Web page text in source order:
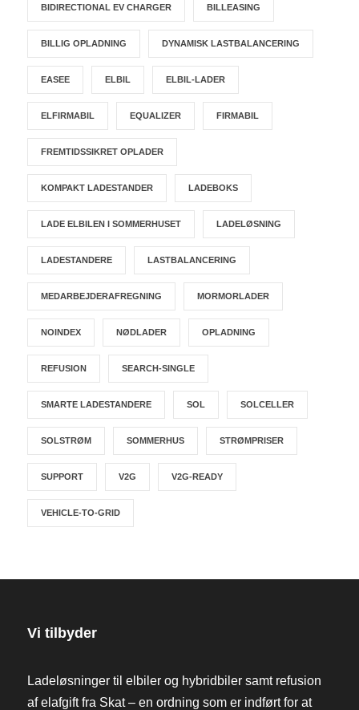
BIDIRECTIONAL EV CHARGER BILLEASING
BILLIG OPLADNING DYNAMISK LASTBALANCERING
EASEE ELBIL ELBIL-LADER
ELFIRMABIL EQUALIZER FIRMABIL
FREMTIDSSIKRET OPLADER
KOMPAKT LADESTANDER LADEBOKS
LADE ELBILEN I SOMMERHUSET LADELØSNING
LADESTANDERE LASTBALANCERING
MEDARBEJDERAFREGNING MORMORLADER
NOINDEX NØDLADER OPLADNING
REFUSION SEARCH-SINGLE
SMARTE LADESTANDERE SOL SOLCELLER
SOLSTRØM SOMMERHUS STRØMPRISER
SUPPORT V2G V2G-READY
VEHICLE-TO-GRID
Vi tilbyder
Ladeløsninger til elbiler og hybridbiler samt refusion
af elafgift fra Skat – en ordning som er indført for at